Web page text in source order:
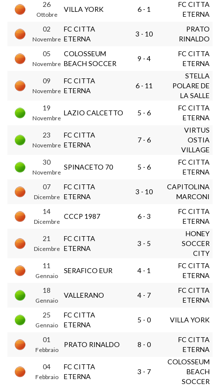
26
Ottobre
VILLA YORK 6 - 1
FC CITTA
ETERNA
02
Novembre
FC CITTA
ETERNA
3 - 10
PRATO
RINALDO
05
Novembre
COLOSSEUM
BEACH SOCCER
9 - 4
FC CITTA
ETERNA
09
Novembre
FC CITTA
ETERNA
6 - 11
STELLA
POLARE DE
LA SALLE
19
Novembre
LAZIO CALCETTO 5 - 6
FC CITTA
ETERNA
23
Novembre
FC CITTA
ETERNA
7 - 6
VIRTUS
OSTIA
VILLAGE
30
Novembre
SPINACETO 70 5 - 6
FC CITTA
ETERNA
07
Dicembre
FC CITTA
ETERNA
3 - 10
CAPITOLINA
MARCONI
14
Dicembre
CCCP 1987 6 - 3
FC CITTA
ETERNA
21
Dicembre
FC CITTA
ETERNA
3 - 5
HONEY
SOCCER
CITY
11
Gennaio
SERAFICO EUR 4 - 1
FC CITTA
ETERNA
18
Gennaio
VALLERANO 4 - 7
FC CITTA
ETERNA
25
Gennaio
FC CITTA
ETERNA
5 - 0 VILLA YORK
01
Febbraio
PRATO RINALDO 8 - 0
FC CITTA
ETERNA
04
Febbraio
FC CITTA
ETERNA
3 - 7
COLOSSEUM
BEACH
SOCCER